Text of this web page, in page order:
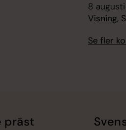
8
Visning,
Se fler
präst